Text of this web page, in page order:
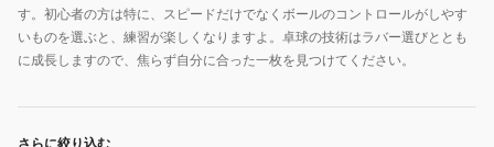
す。初心者の方は特に、スピードだけでなくボールのコントロールがしやす
いものを選ぶと、練習が楽しくなりますよ。卓球の技術はラバー選びととも
に成長しますので、焦らず自分に合った一枚を見つけてください。
さらに絞り込む